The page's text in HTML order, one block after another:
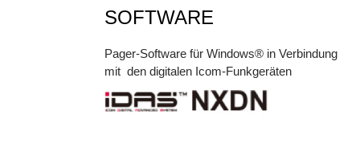
SOFTWARE
Pager-Software für Windows® in Verbindung
mit den digitalen Icom-Funkgeräten